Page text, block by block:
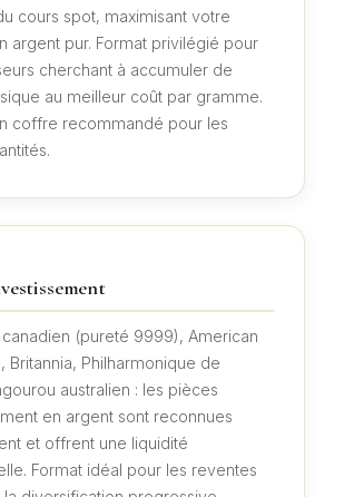
cours spot, maximisant votre
argent pur. Format privilégié pour
cherchant à accumuler de
au meilleur coût par gramme.
coffre recommandé pour les
(pureté 9999), American
Britannia, Philharmonique de
australien : les pièces
en argent sont reconnues
et offrent une liquidité
Format idéal pour les reventes